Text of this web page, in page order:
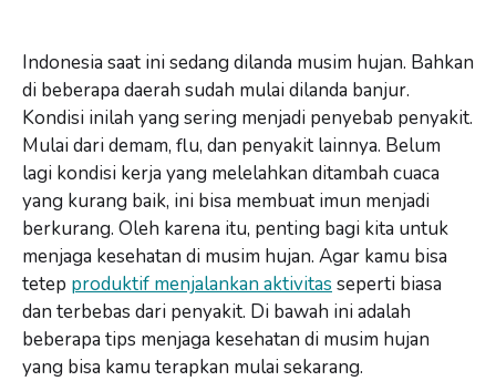
Indonesia saat ini sedang dilanda musim hujan. Bahkan
di beberapa daerah sudah mulai dilanda banjur.
Kondisi inilah yang sering menjadi penyebab penyakit.
Mulai dari demam, flu, dan penyakit lainnya. Belum
lagi kondisi kerja yang melelahkan ditambah cuaca
yang kurang baik, ini bisa membuat imun menjadi
berkurang. Oleh karena itu, penting bagi kita untuk
menjaga kesehatan di musim hujan. Agar kamu bisa
tetep produktif menjalankan aktivitas seperti biasa
dan terbebas dari penyakit. Di bawah ini adalah
beberapa tips menjaga kesehatan di musim hujan
yang bisa kamu terapkan mulai sekarang.